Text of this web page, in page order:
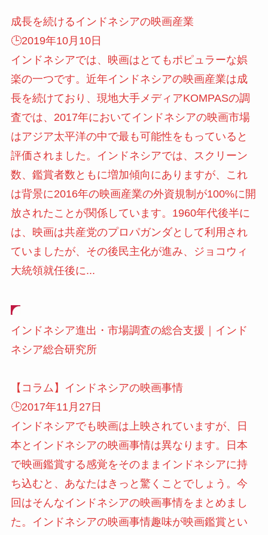
成長を続けるインドネシアの映画産業
🕒️2019年10月10日
インドネシアでは、映画はとてもポピュラーな娯
楽の一つです。近年インドネシアの映画産業は成
長を続けており、現地大手メディアKOMPASの調
査では、2017年においてインドネシアの映画市場
はアジア太平洋の中で最も可能性をもっていると
評価されました。インドネシアでは、スクリーン
数、鑑賞者数ともに増加傾向にありますが、これ
は背景に2016年の映画産業の外資規制が100%に開
放されたことが関係しています。1960年代後半に
は、映画は共産党のプロパガンダとして利用され
ていましたが、その後民主化が進み、ジョコウィ
大統領就任後に...
インドネシア進出・市場調査の総合支援｜インド
ネシア総合研究所
【コラム】インドネシアの映画事情
🕒️2017年11月27日
インドネシアでも映画は上映されていますが、日
本とインドネシアの映画事情は異なります。日本
で映画鑑賞する感覚をそのままインドネシアに持
ち込むと、あなたはきっと驚くことでしょう。今
回はそんなインドネシアの映画事情をまとめまし
た。インドネシアの映画事情趣味が映画鑑賞とい